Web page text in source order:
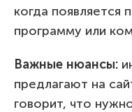
когда появляется
программу или
Важные нюансы:
предлагают на
говорит, что